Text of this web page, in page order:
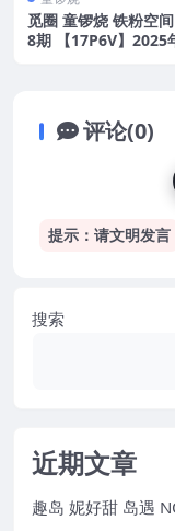
觅圈 童锣烧 铁粉空
8期 【17P6V】2025
评论(0)
提示：请文明发言
搜索
近期文章
趣岛 妮好甜 岛遇